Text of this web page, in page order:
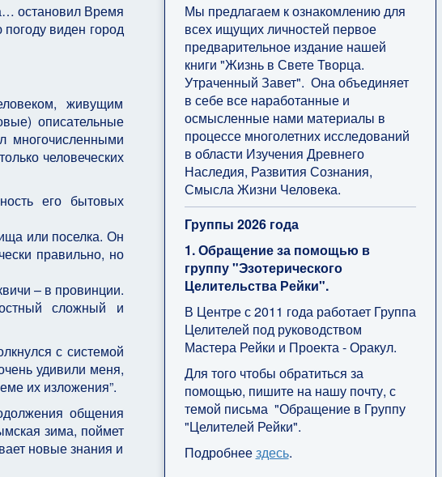
остановил Время
виден город
живущим
описательные
многочисленными
человеческих
его бытовых
или поселка. Он
правильно, но
– в провинции.
сложный и
с системой
удивили меня,
их изложения”.
общения
зима, поймет
новые знания и
Мы предлагаем к ознакомлению для
всех ищущих личностей первое
предварительное издание нашей
книги "Жизнь в Свете Творца.
Утраченный Завет". Она объединяет
в себе все наработанные и
осмысленные нами материалы в
процессе многолетних исследований
в области Изучения Древнего
Наследия, Развития Сознания,
Смысла Жизни Человека.
Группы 2026 года
1. Обращение за помощью в
группу "Эзотерического
Целительства Рейки".
В Центре с 2011 года работает Группа
Целителей под руководством
Мастера Рейки и Проекта - Оракул.
Для того чтобы обратиться за
помощью, пишите на нашу почту, с
темой письма "Обращение в Группу
"Целителей Рейки".
Подробнеездесь.